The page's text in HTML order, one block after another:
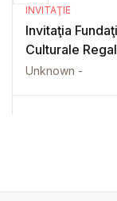
INVITAŢIE
Invitaţia
Culturale
Unknown -